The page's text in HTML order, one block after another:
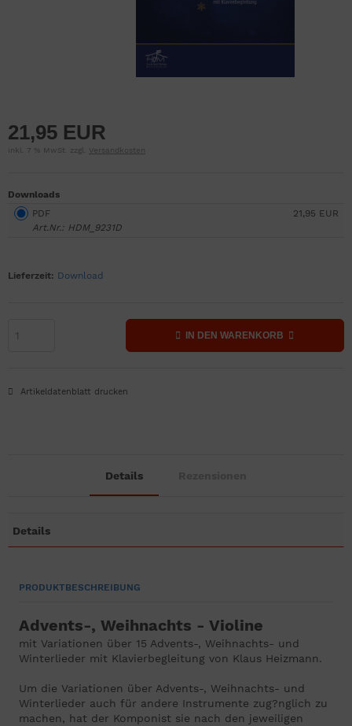
21,95 EUR
inkl. 7 % MwSt. zzgl. Versandkosten
Downloads
PDF
21,95 EUR
Art.Nr.: HDM_9231D
Lieferzeit: Download
IN DEN WARENKORB
Artikeldatenblatt drucken
Details
Details
PRODUKTBESCHREIBUNG
Advents-, Weihnachts - Violine
mit Variationen über 15 Advents-, Weihnachts- und
Winterlieder mit Klavierbegleitung von Klaus Heizmann.
Um die Variationen über Advents-, Weihnachts- und
Winterlieder auch für andere Instrumente zug?nglich zu
machen, hat der Komponist sie nach den jeweiligen